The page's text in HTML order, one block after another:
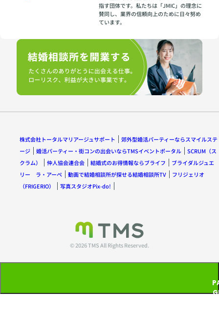
指す団体です。私たちは「JMIC」の理念に
賛同し、業界の信頼向上のために日々努め
ています。
株式会社トータルマリアージュサポート
郊外型婚活パーティーならスマイルステ
ージ
婚活パーティー・街コンの出会いならTMSイベントポータル
SCRUM（ス
クラム）
仲人協会連合会 結婚式のお得情報ならブライフ
ブライダルジュエ
リー ラ・アーペ
動画で結婚相談所が探せる結婚相談所TV
フリジェリオ
（FRIGERIO）
写真スタジオPix-do!
© 2026 TMS All Rights Reserved.